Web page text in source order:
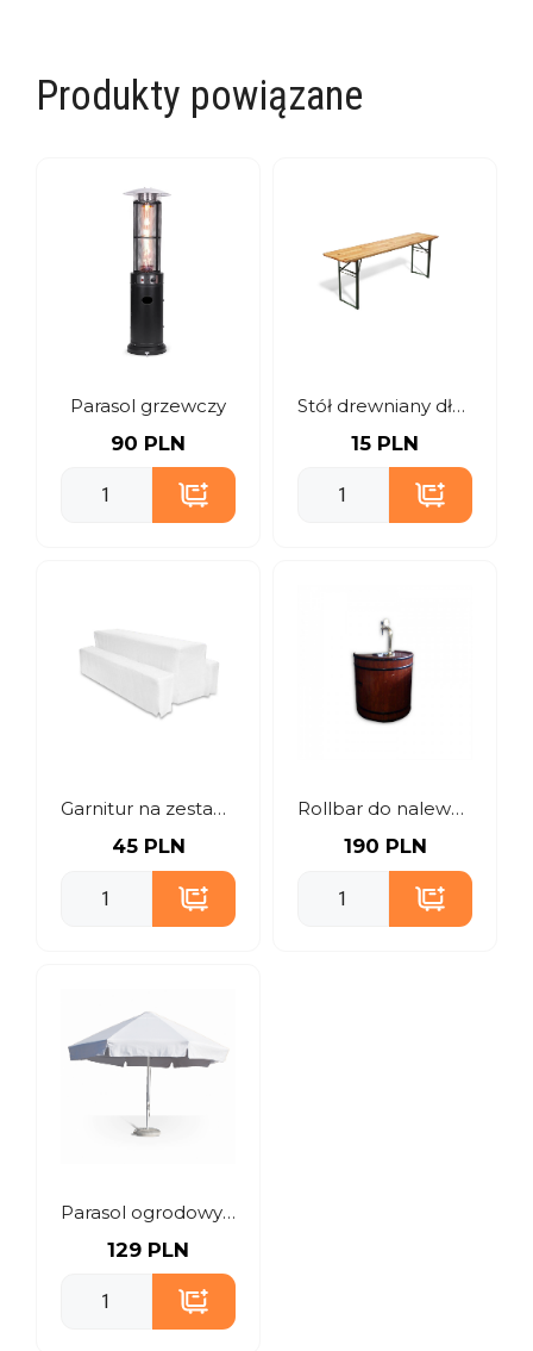
Produkty powiązane
Parasol grzewczy
90 PLN
Stół drewniany długi
15 PLN
Garnitur na zestaw stołu i ławek
45 PLN
Rollbar do nalewania piwa
190 PLN
Parasol ogrodowy 4m
129 PLN